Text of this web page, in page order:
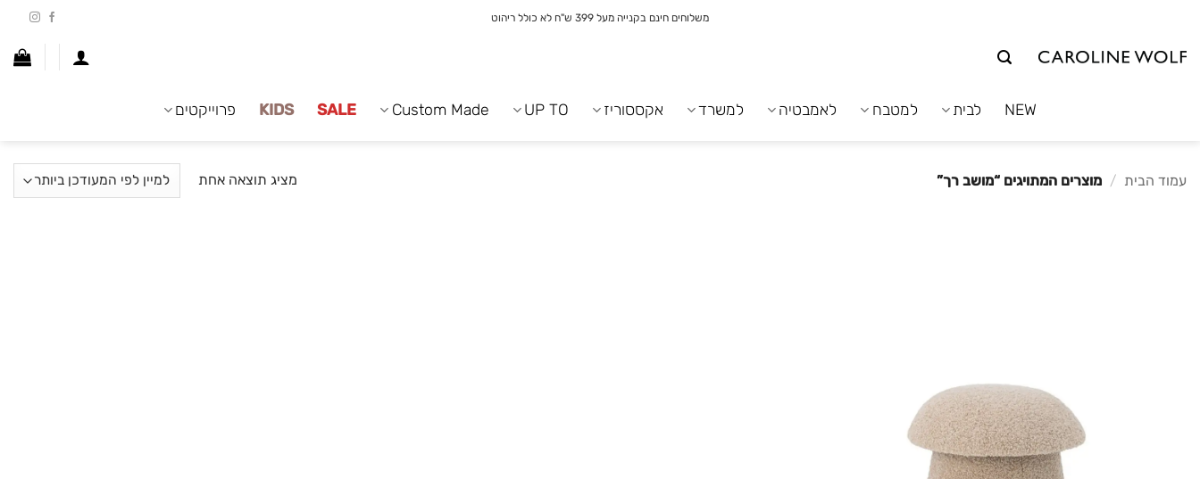
משלוחים חינם בקנייה מעל 399 ש"ח לא כולל ריהוט
NEW לבית למטבח לאמבטיה למשרד אקססוריז UP TO
Custom Made
SALE
KIDS פרוייקטים
עמוד הבית / מוצרים המתויגים “מושב רך” מציג תוצאה אחת